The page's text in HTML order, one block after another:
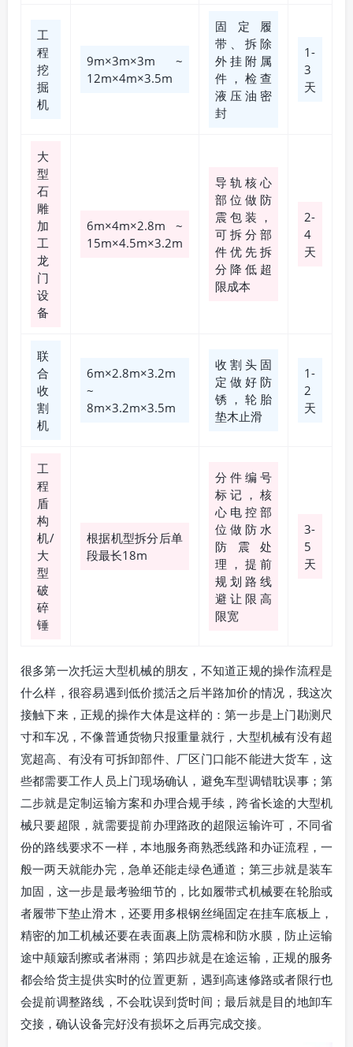
工
程
挖
掘
机
9m×3m×3m ~
12m×4m×3.5m
固定履
带、拆除
外挂附属
件，检查
液压油密
封
1-
3
天
大
型
石
雕
加
工
龙
门
设
备
6m×4m×2.8m ~
15m×4.5m×3.2m
导轨核心
部位做防
震包装，
可拆分部
件优先拆
分降低超
限成本
2-
4
天
联
合
收
割
机
6m×2.8m×3.2m
~
8m×3.2m×3.5m
收割头固
定做好防
锈，轮胎
垫木止滑
1-
2
天
工
程
盾
构
机/
大
型
破
碎
锤
根据机型拆分后单
段最长18m
分件编号
标记，核
心电控部
位做防水
防震处
理，提前
规划路线
避让限高
限宽
3-
5
天
很多第一次托运大型机械的朋友，不知道正规的操作流程是
什么样，很容易遇到低价揽活之后半路加价的情况，我这次
接触下来，正规的操作大体是这样的：第一步是上门勘测尺
寸和车况，不像普通货物只报重量就行，大型机械有没有超
宽超高、有没有可拆卸部件、厂区门口能不能进大货车，这
些都需要工作人员上门现场确认，避免车型调错耽误事；第
二步就是定制运输方案和办理合规手续，跨省长途的大型机
械只要超限，就需要提前办理路政的超限运输许可，不同省
份的路线要求不一样，本地服务商熟悉线路和办证流程，一
般一两天就能办完，急单还能走绿色通道；第三步就是装车
加固，这一步是最考验细节的，比如履带式机械要在轮胎或
者履带下垫止滑木，还要用多根钢丝绳固定在挂车底板上，
精密的加工机械还要在表面裹上防震棉和防水膜，防止运输
途中颠簸刮擦或者淋雨；第四步就是在途运输，正规的服务
都会给货主提供实时的位置更新，遇到高速修路或者限行也
会提前调整路线，不会耽误到货时间；最后就是目的地卸车
交接，确认设备完好没有损坏之后再完成交接。